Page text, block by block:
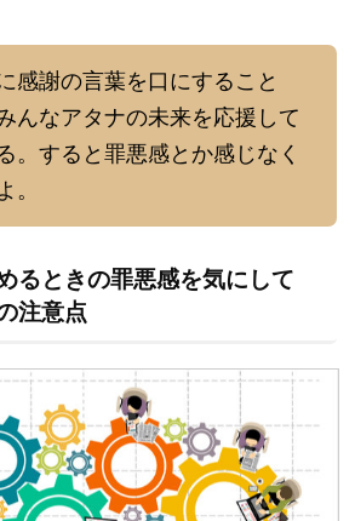
感謝の言葉を口にすること
んなアタナの未来を応援して
。すると罪悪感とか感じなく
。
るときの罪悪感を気にして
注意点